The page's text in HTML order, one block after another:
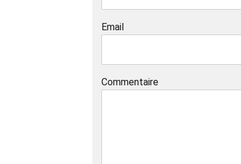
Email
Commentaire